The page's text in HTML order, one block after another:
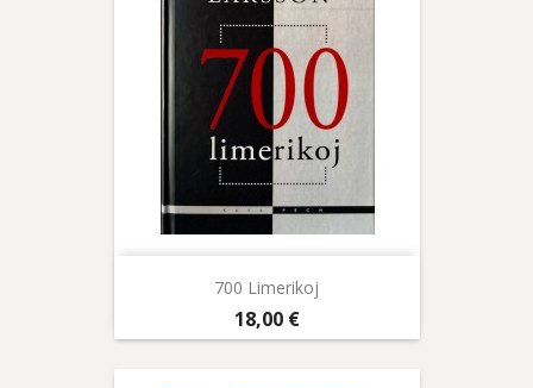
700 Limerikoj
Prix
18,00 €